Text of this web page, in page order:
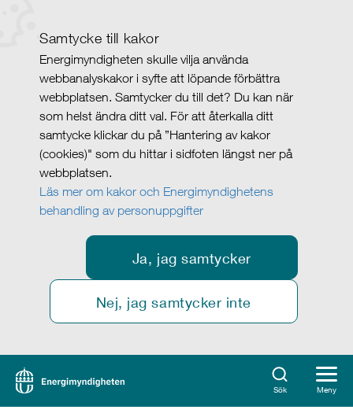
Samtycke till kakor
Energimyndigheten skulle vilja använda
webbanalyskakor i syfte att löpande förbättra
webbplatsen. Samtycker du till det? Du kan när
som helst ändra ditt val. För att återkalla ditt
samtycke klickar du på ”Hantering av kakor
(cookies)" som du hittar i sidfoten längst ner på
webbplatsen.
Läs mer om kakor och Energimyndighetens
behandling av personuppgifter
Ja, jag samtycker
Nej, jag samtycker inte
Sök Meny